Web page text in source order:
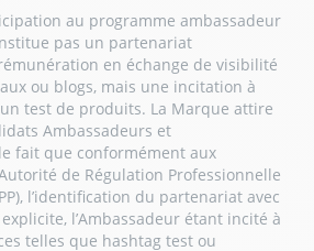
au programme ambassadeur
pas un partenariat
en échange de visibilité
ou blogs, mais une incitation à
test de produits. La Marque attire
Ambassadeurs et
fait que conformément aux
de Régulation Professionnelle
l’identification du partenariat avec
l’Ambassadeur étant incité à
telles que hashtag test ou